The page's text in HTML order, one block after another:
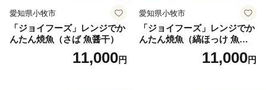
愛知県小牧市
「ジョイフーズ」レンジでか
んたん焼魚（さば 魚醤干）
11,000円
愛知県小牧市
「ジョイフーズ」レンジでか
んたん焼魚（縞ほっけ 魚醤
11,000円